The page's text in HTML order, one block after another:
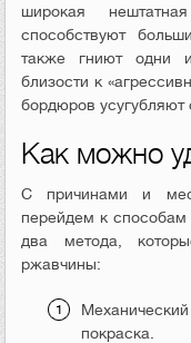
широкая
способствуют
также гниют одни
близости к
бордюров усугубляют
Как можно
С причинами и
перейдем к способам
два метода,
ржавчины:
покраска.